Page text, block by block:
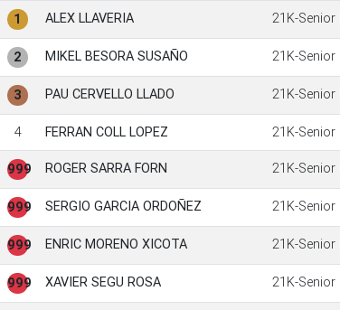
Pos
Participante Categoría
1 ALEX LLAVERIA 21K-Senior
2 MIKEL BESORA SUSAÑO 21K-Senior
3 PAU CERVELLO LLADO 21K-Senior
4 FERRAN COLL LOPEZ 21K-Senior
999 ROGER SARRA FORN 21K-Senior
999 SERGIO GARCIA ORDOÑEZ 21K-Senior
999 ENRIC MORENO XICOTA 21K-Senior
999 XAVIER SEGU ROSA 21K-Senior